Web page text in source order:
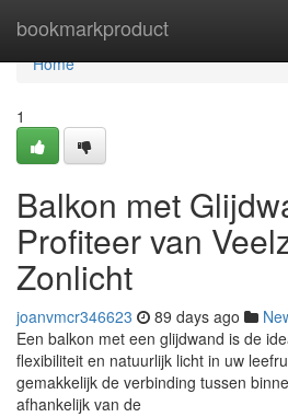
bookmarkproduct
Home
Home
1
Balkon met
Profiteer van
Zonlicht
joanvmcr346623 89 days ago
Een balkon met een glijdwand is de
flexibiliteit en natuurlijk licht in uw
gemakkelijk de verbinding tussen
afhankelijk van de